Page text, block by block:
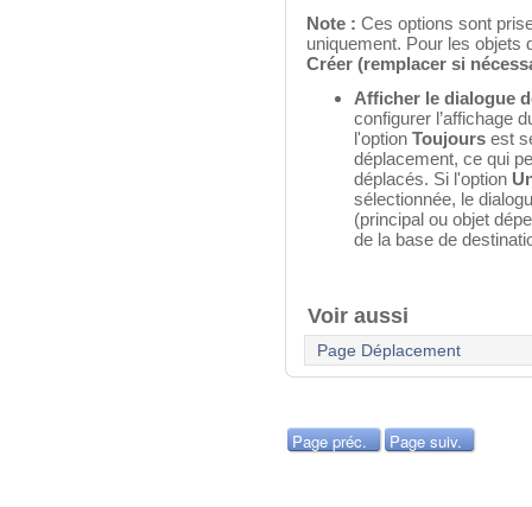
Note : Ces options sont
uniquement. Pour les objets
Créer (remplacer si
Afficher le dialogue
configurer l’affichage
l'option Toujours est
déplacement, ce qui
déplacés. Si l'option
sélectionnée, le
(principal ou objet
de la base de
Voir aussi
Page Déplacement
Page préc. Page suiv.